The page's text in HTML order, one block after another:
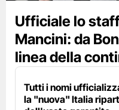
Ufficiale lo
Mancini: da
linea della
Tutti i nomi
la "nuova" Italia